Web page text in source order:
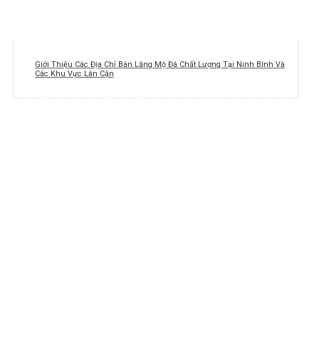
Giới Thiệu Các Địa Chỉ Bán Lăng Mộ Đá Chất Lượng Tại Ninh Bình Và
Các Khu Vực Lân Cận